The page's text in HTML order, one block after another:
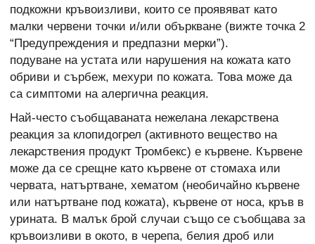
подкожни кръвоизливи, които се проявяват като
малки червени точки и/или объркване (вижте точка 2
“Предупреждения и предпазни мерки”).
подуване на устата или нарушения на кожата като
обриви и сърбеж, мехури по кожата. Това може да
са симптоми на алергична реакция.
Най-често съобщаваната нежелана лекарствена
реакция за клопидогрел (активното вещество на
лекарствения продукт Тромбекс) е кървене. Кървене
може да се срещне като кървене от стомаха или
червата, натъртване, хематом (необичайно кървене
или натъртване под кожата), кървене от носа, кръв в
урината. В малък брой случаи също се съобщава за
кръвоизливи в окото, в черепа, белия дроб или